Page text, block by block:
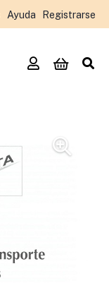
Ayuda Registrarse